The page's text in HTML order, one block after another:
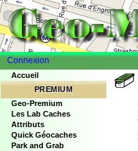
Connexion
Accueil
PREMIUM
Geo-Premium
Les Lab Caches
Attributs
Quick Géocaches
Park and Grab